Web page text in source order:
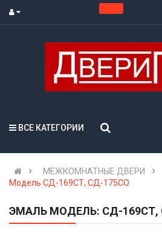
ВСЕ КАТЕГОРИИ
МЕЖКОМНАТНЫЕ ДВЕРИ
Модель СД-169СТ, СД-175СО
ЭМАЛЬ МОДЕЛЬ: СД-169СТ,